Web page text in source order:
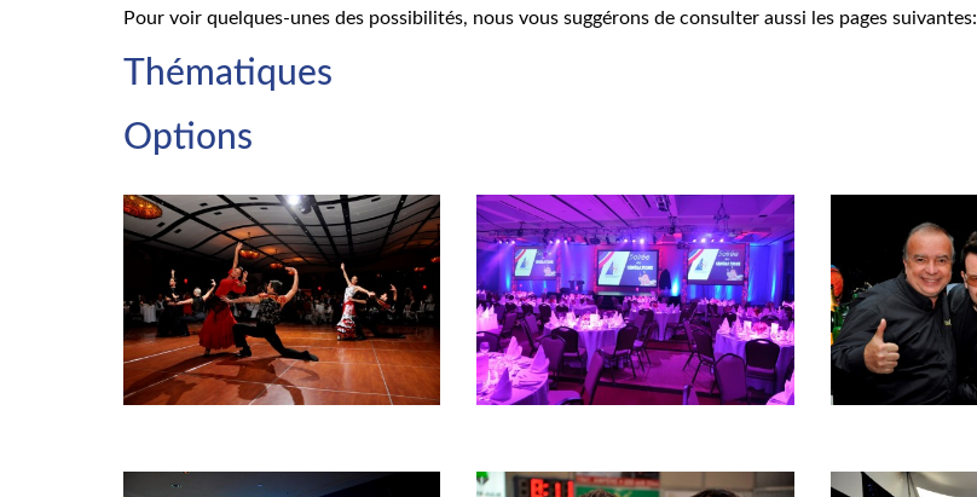
Pour voir quelques-unes des possibilités, nous vous suggérons de consulter aussi les pages suivantes:
Thématiques
Options